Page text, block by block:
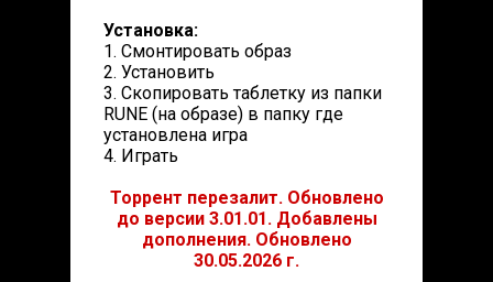
Установка:
1. Смонтировать образ
2. Установить
3. Скопировать таблетку из папки
RUNE (на образе) в папку где
установлена игра
4. Играть
Торрент перезалит. Обновлено
до версии 3.01.01. Добавлены
дополнения. Обновлено
30.05.2026 г.